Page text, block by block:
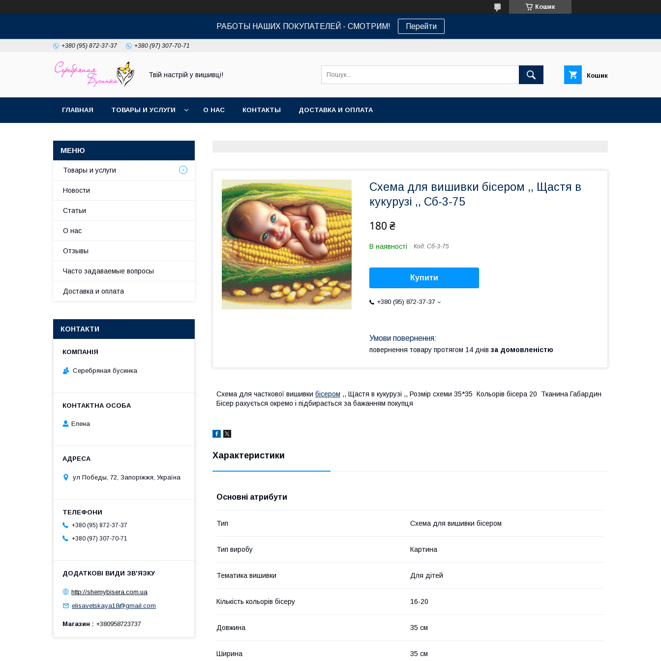
Кошик
РАБОТЫ НАШИХ ПОКУПАТЕЛЕЙ - СМОТРИМ! Перейти
+380 (95) 872-37-37 +380 (97) 307-70-71
Твій настрій у вишивці! Кошик
ГЛАВНАЯ ТОВАРЫ И УСЛУГИ О НАС КОНТАКТЫ ДОСТАВКА И ОПЛАТА
Схема для вишивки бісером ,, Щастя в
кукурузі ,, Сб-3-75
180 ₴
В наявності Код: Сб-3-75
Купити
+380 (95) 872-37-37
повернення товару протягом 14 днів за домовленістю
Схема для часткової вишивки бісером ,, Щастя в кукурузі ,, Розмір схеми 35*35 Кольорів бісера 20 Тканина Габардин
Бісер рахується окремо і підбирається за бажанням покупця
Характеристики
Основні атрибути
Тип Схема для вишивки бісером
Тип виробу Картина
Тематика вишивки Для дітей
Кількість кольорів бісеру 16-20
Довжина 35 см
Ширина 35 см
Товары и услуги
Новости
Статьи
О нас
Отзывы
Часто задаваемые вопросы
Доставка и оплата
КОНТАКТИ
Серебряная бусинка
Елена
ул Победы, 72, Запоріжжя, Україна
+380 (95) 872-37-37
+380 (97) 307-70-71
http://shemybisera.com.ua
elisavetskaya18@gmail.com
Магазин +380958723737